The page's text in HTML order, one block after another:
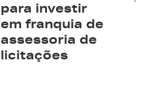
para investir
em franquia de
assessoria de
licitações